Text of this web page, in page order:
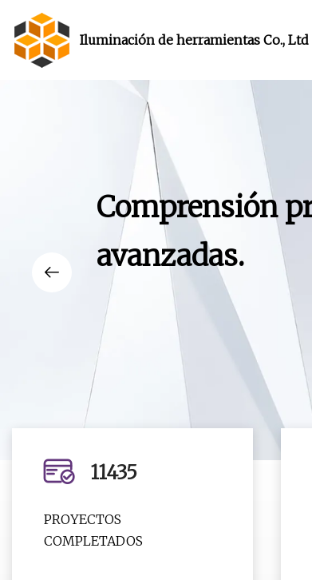
Iluminación de herramientas Co., Ltd
11435
PROYECTOS
COMPLETADOS